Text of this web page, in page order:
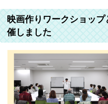
映画作りワークショッ
催しました